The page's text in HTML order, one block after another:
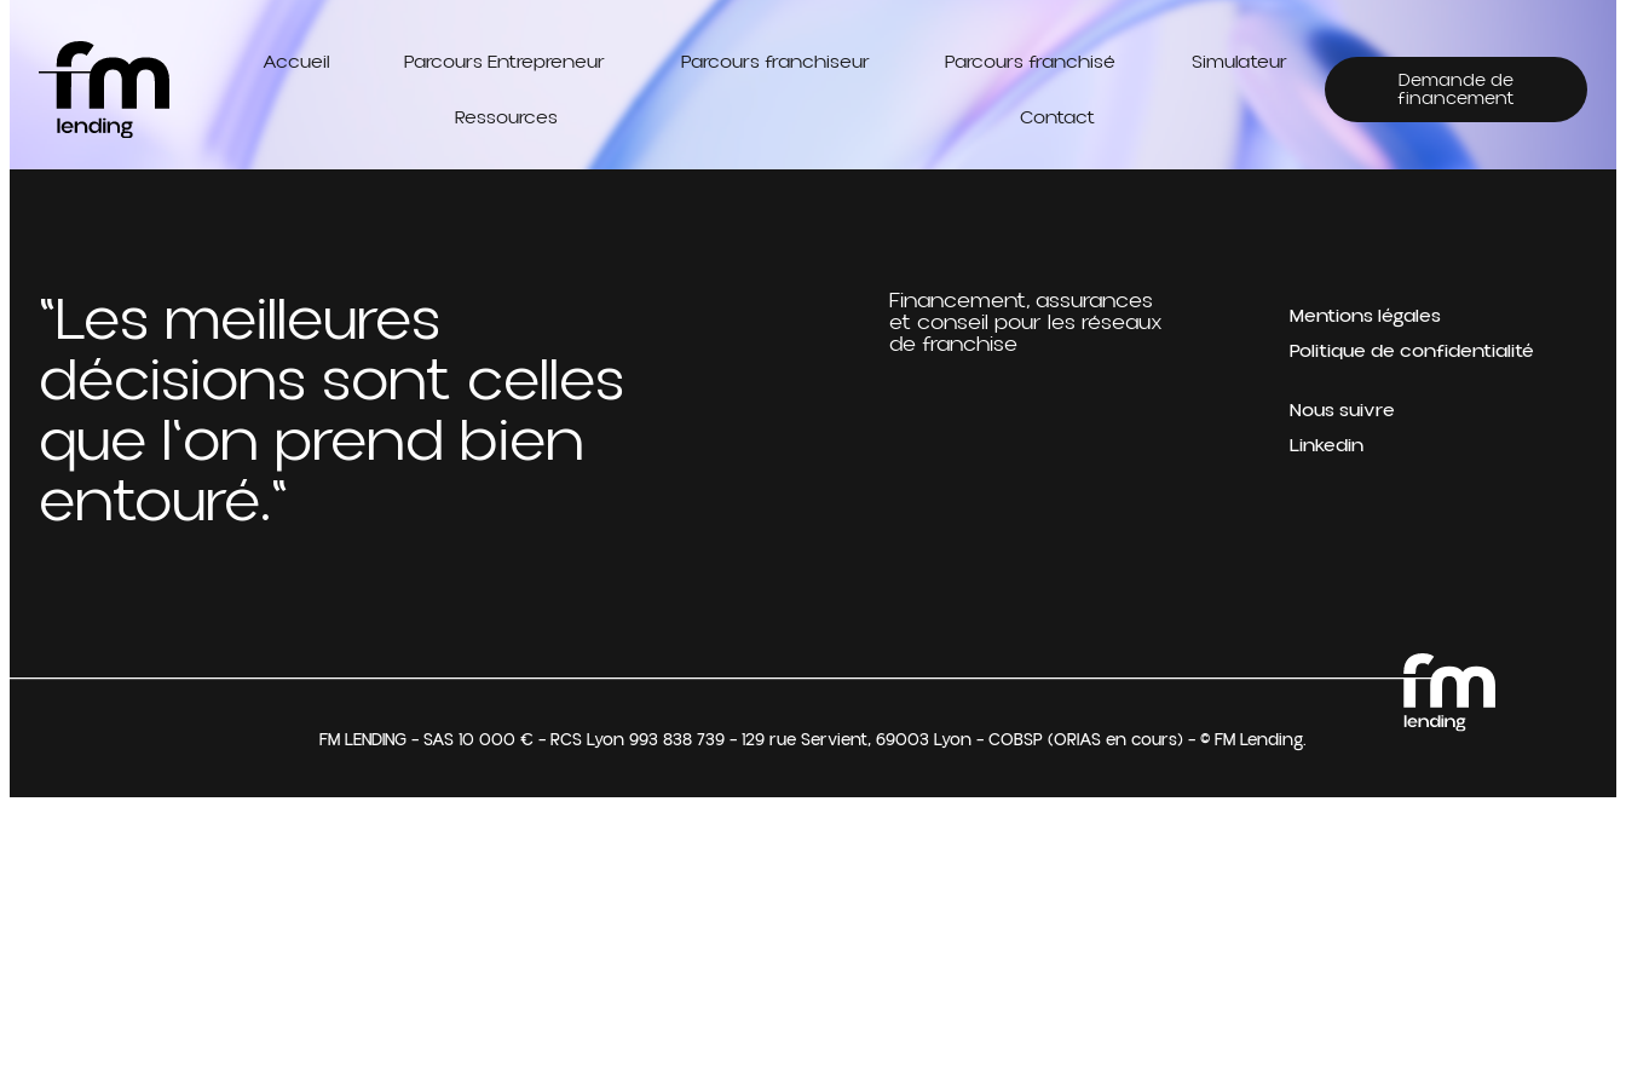
Accueil Parcours Entrepreneur Parcours franchiseur Parcours franchisé Simulateur
Ressources Contact
Demande de
financement
"Les meilleures
décisions sont celles
que l'on prend bien
entouré."
Financement, assurances
et conseil pour les réseaux
de franchise
Mentions légales
Politique de confidentialité
Nous suivre
Linkedin
FM LENDING – SAS 10 000 € – RCS Lyon 993 838 739 – 129 rue Servient, 69003 Lyon – COBSP (ORIAS en cours) – © FM Lending.